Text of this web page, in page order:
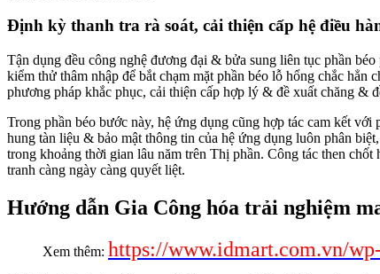
Định kỳ thanh tra rà soát, cải thiện cấp hệ điều
Tận dụng đều công nghệ đương đại & bửa sung liên tục phần
kiểm thử thâm nhập để bắt chạm mặt phần béo lỗ hổng chắc
phương pháp khắc phục, cải thiện cấp hợp lý & đề xuất chăng &
Trong phần béo bước này, hệ ứng dụng cũng hợp tác cam kết
hung tàn liệu & bảo mật thông tin của hệ ứng dụng luôn phân
trong khoảng thời gian lâu năm trên Thị phần. Công tác then
tranh càng ngày càng quyết liệt.
Hướng dẫn Gia Công hóa trải nghiệm
Xem thêm: https://www.idmart.com.vn/